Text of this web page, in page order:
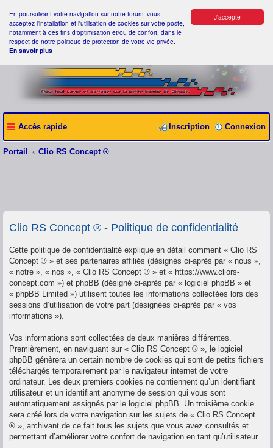
J'accepte
En poursuivant votre navigation sur notre forum, vous
acceptez l'installation et l'utilisation de cookies sur votre poste,
notamment à des fins d'optimisation et/ou de confort, dans le
respect de notre politique de protection de votre vie privée.
En savoir plus
Accès rapide Connexion
Inscription
Portail Clio RS Concept ®
Clio RS Concept ® - Politique de confidentialité
Cette politique de confidentialité explique en détail comment « Clio RS
Concept ® » et ses partenaires affiliés (désignés ci-après par « nous »,
« notre », « nos », « Clio RS Concept ® » et « https://www.cliors-
concept.com ») et phpBB (désigné ci-après par « logiciel phpBB » et
« phpBB Limited ») utilisent toutes les informations collectées lors des
sessions d’utilisation de votre part (désignées ci-après par « vos
informations »).
Vos informations sont collectées de deux manières différentes.
Premièrement, en naviguant sur « Clio RS Concept ® », le logiciel
phpBB génèrera un certain nombre de cookies qui sont de petits fichiers
téléchargés temporairement par le navigateur internet de votre
ordinateur. Les deux premiers cookies ne contiennent qu’un identifiant
utilisateur et un identifiant anonyme de session qui vous sont
automatiquement assignés par le logiciel phpBB. Un troisième cookie
sera créé lors de votre navigation sur les sujets de « Clio RS Concept
® », archivant de ce fait tous les sujets que vous avez consultés et
permettant d’améliorer votre confort de navigation en tant qu’utilisateur.